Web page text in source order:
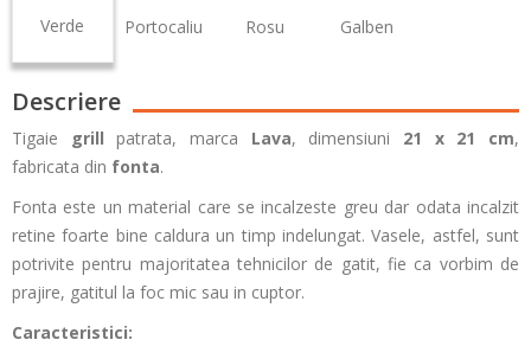
Verde Portocaliu Rosu Galben
Descriere
Tigaie grillpatrata, marca Lava, dimensiuni 21 x 21 cm,
fabricata din fonta.
Fonta este un material care se incalzeste greu dar odata incalzit
retine foarte bine caldura un timp indelungat. Vasele, astfel, sunt
potrivite pentru majoritatea tehnicilor de gatit, fie ca vorbim de
prajire, gatitul la foc mic sau in cuptor.
Caracteristici: